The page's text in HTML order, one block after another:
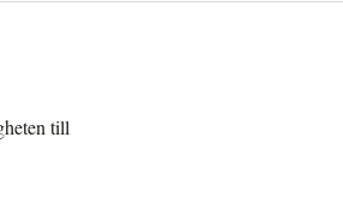
till